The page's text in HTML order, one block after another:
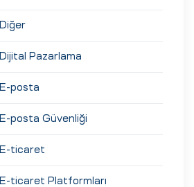
Diğer
Dijital Pazarlama
E-posta
E-posta Güvenliği
E-ticaret
E-ticaret Platformları